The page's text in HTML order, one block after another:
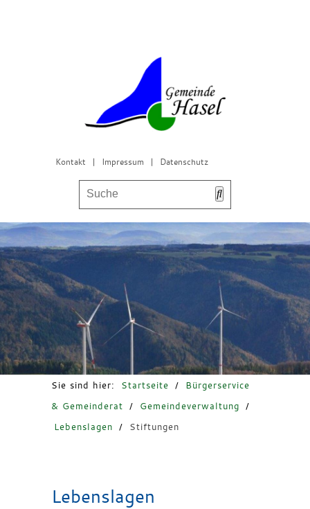
Kontakt | Impressum | Datenschutz
Bürgerservice & Gemeinderat
Leben in Hasel
Freizeit & Tourismus
Sie sind hier: Startseite /
Bürgerservice
& Gemeinderat
/ Gemeindeverwaltung
/
Lebenslagen
/ Stiftungen
Lebenslagen